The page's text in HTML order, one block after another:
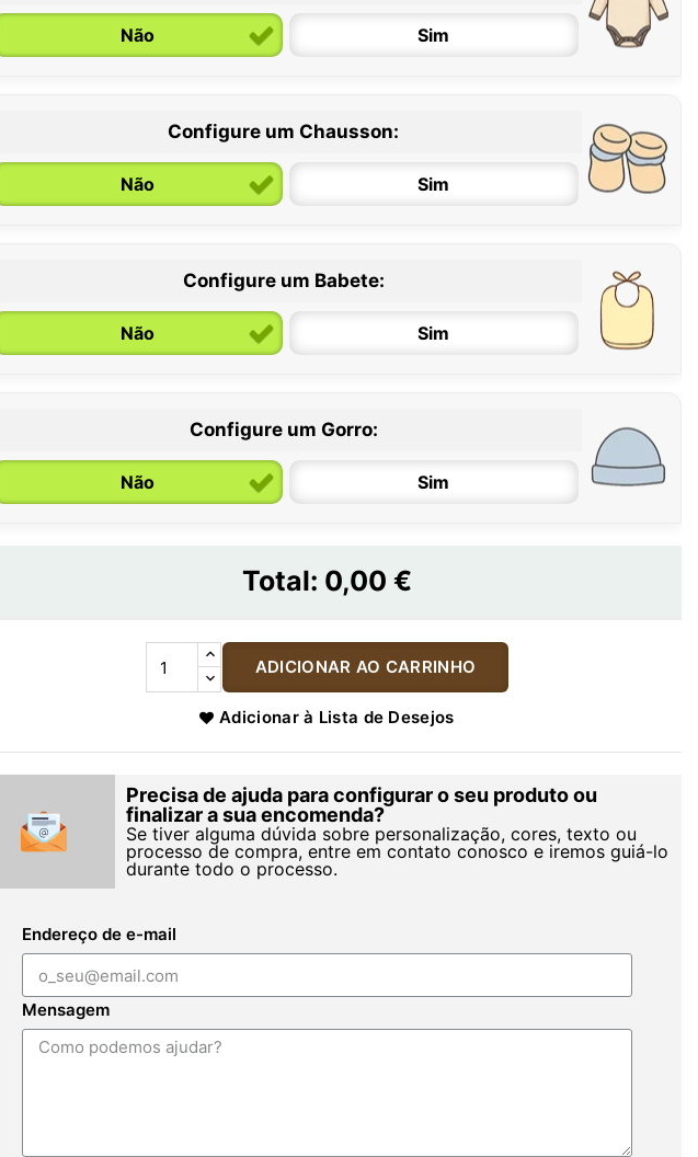
Não Sim
6 / 12 meses 12 / 18 meses
Configure um Chausson:
Não Sim
Configure um Babete:
Não Sim
Configure um Gorro:
Não Sim
Total: 0,00 €
ADICIONAR AO CARRINHO
Adicionar à Lista de Desejos
Precisa de ajuda para configurar o seu produto ou
finalizar a sua encomenda?
Se tiver alguma dúvida sobre personalização, cores, texto ou
processo de compra, entre em contato conosco e iremos guiá-lo
durante todo o processo.
Endereço de e-mail
Mensagem